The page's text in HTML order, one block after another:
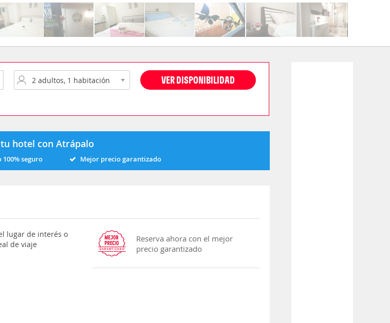
VER DISPONIBILIDAD
hotel con Atrápalo
100% seguro Mejor precio garantizado
lugar de interés o
de viaje
Reserva ahora con el mejor
precio garantizado